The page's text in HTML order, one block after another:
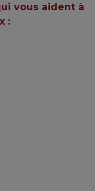
vous aident à
: